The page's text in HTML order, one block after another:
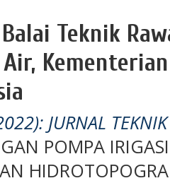
Teknik
JURNAL
POMPA